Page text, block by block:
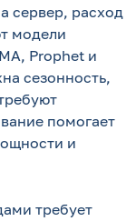
сервер, расход
модели
Prophet и
сезонность,
помогает
и
требует